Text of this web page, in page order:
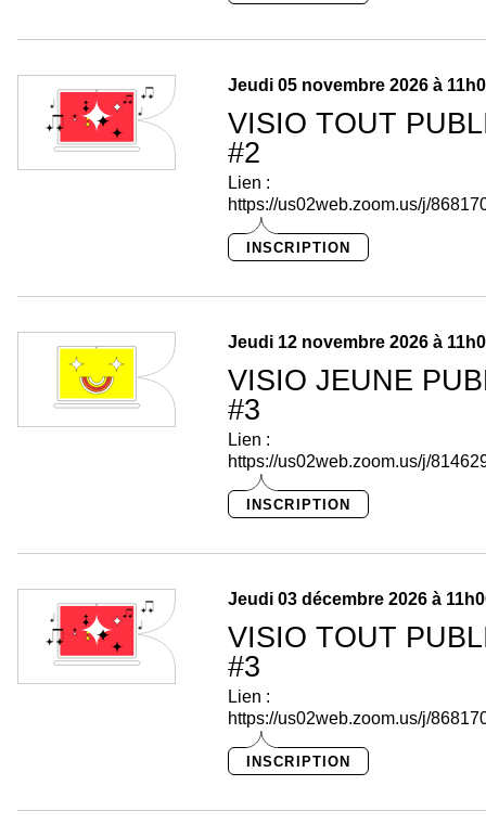
Jeudi 05 novembre 2026 à
VISIO TOUT
#2
Lien :
https://us02web.zoom.us/j/
INSCRIPTION
Jeudi 12 novembre 2026 à
VISIO JEUNE
#3
Lien :
https://us02web.zoom.us/j/
INSCRIPTION
Jeudi 03 décembre 2026 à
VISIO TOUT
#3
Lien :
https://us02web.zoom.us/j/
INSCRIPTION